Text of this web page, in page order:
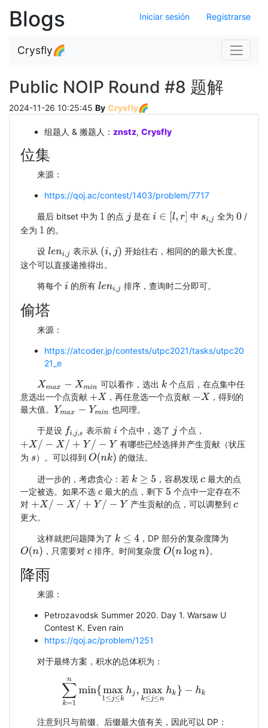
Iniciar sesión Registrarse
Blogs
Crysfly🌈
Public NOIP Round #8 题解
2024-11-26 10:25:45 By Crysfly🌈
组题人 & 搬题人： znstz, Crysfly
位集
来源：
https://qoj.ac/contest/1403/problem/7717
最后 bitset 中为 1 的点 j 是在 i∈[l ] 中 si, 全为 0/
全为 1 的。
设 leni,j 表示从 (i,j)
开始往右，相同的的最大长度。
这个可以直接递推得出。
将每个 i的所有 leni,j 排序，查询时二分即可。
偷塔
来源：
https://atcoder.jp/contests/utpc2021/tasks/utpc20
21_e
Xmax− Xmin 可以看作，选出 k 个点后，在点集中任
意选出一个点贡献 +X ，再任意选一个点贡献 −X
，得到的
最大值。 Ymax −Ymin 也同理。
于是设 fi,j ,s 表示前i 个点中，选了 j 个点，
+X/−X /+Y /−Y
有哪些已经选择并产生贡献（状压
为 s ）。可以得到 O(nk) 的做法。
进一步的，考虑贪心：若 k≥5 ，容易发现c最大的点
一定被选。如果不选 c 最大的点，剩下 5 个点中一定存在不
对 +X/−X /+Y /−Y 产生贡献的点，可以调整到c
更大。
这样就把问题降为了 k≤4
，DP 部分的复杂度降为
O(n) ，只需要对 c 排序。时间复杂度 O(nlogn) 。
降雨
来源：
Petrozavodsk Summer 2020. Day 1. Warsaw U
Contest K. Even rain
https://qoj.ac/problem/1251
对于最终方案，积水的总体积为：
∑k=
注意到只与前缀、后缀最大值有关，因此可以 DP：